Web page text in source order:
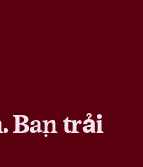
Bạn trải